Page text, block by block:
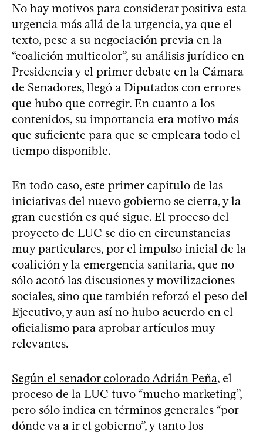
No hay motivos para considerar positiva esta
urgencia más allá de la urgencia, ya que el
texto, pese a su negociación previa en la
“coalición multicolor”, su análisis jurídico en
Presidencia y el primer debate en la Cámara
de Senadores, llegó a Diputados con errores
que hubo que corregir. En cuanto a los
contenidos, su importancia era motivo más
que suficiente para que se empleara todo el
tiempo disponible.
En todo caso, este primer capítulo de las
iniciativas del nuevo gobierno se cierra, y la
gran cuestión es qué sigue. El proceso del
proyecto de LUC se dio en circunstancias
muy particulares, por el impulso inicial de la
coalición y la emergencia sanitaria, que no
sólo acotó las discusiones y movilizaciones
sociales, sino que también reforzó el peso del
Ejecutivo, y aun así no hubo acuerdo en el
oficialismo para aprobar artículos muy
relevantes.
Según el senador colorado Adrián Peña, el
proceso de la LUC tuvo “mucho marketing”,
pero sólo indica en términos generales “por
dónde va a ir el gobierno”, y tanto los